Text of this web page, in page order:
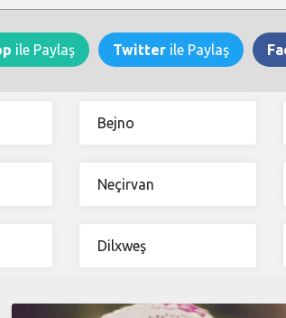
ile Paylaş Twitterile Paylaş
Bejno
Neçirvan
Dilxweş